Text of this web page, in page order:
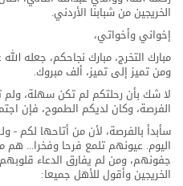
الخريجين من شبابنا الأردني.
إخواني وأخواتي،
مبارك التخرج، مبارك نجاحكم، جعله
ومن تميز إلى تميز، ألف مبروك.
لا شك بأن رحلتكم لم تكن سهلة، ولم
الفرصة، وكان لديكم الطموح، فإن
سأبدأ بالفرصة، لأن من أتاحها لكم -
اليوم. عيونهم تلمع فرحا وفخرا... هم
جفونهم، ومن لم يفارق الدعاء
الخريجين وأقول للأهل جميعا: